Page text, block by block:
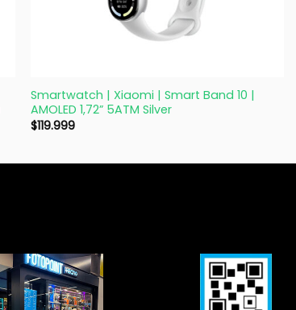
Smartwatch | Xiaomi | Smart Band 10 |
AMOLED 1,72” 5ATM Silver
$119.999